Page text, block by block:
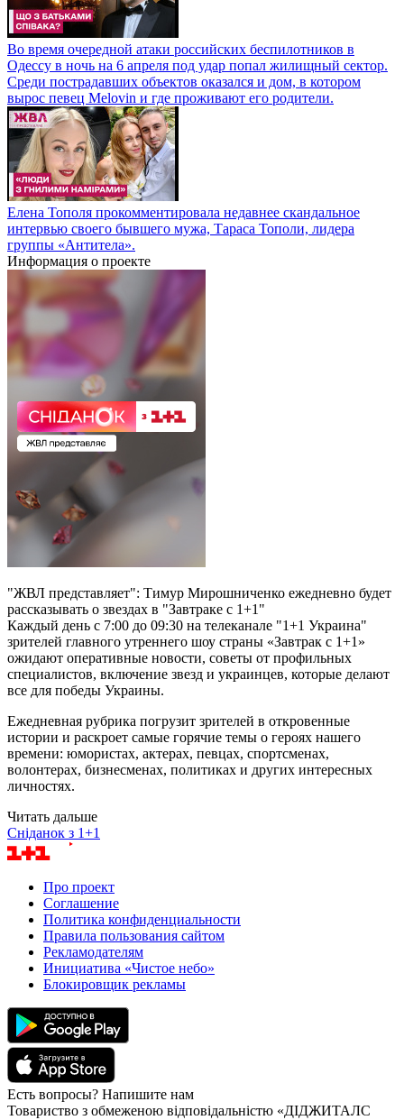
Во время очередной атаки российских беспилотников в
Одессу в ночь на 6 апреля под удар попал жилищный сектор.
Среди пострадавших объектов оказался и дом, в котором
вырос певец Melovin и где проживают его родители.
Елена Тополя прокомментировала недавнее скандальное
интервью своего бывшего мужа, Тараса Тополи, лидера
группы «Антитела».
Информация о проекте
"ЖВЛ представляет": Тимур Мирошниченко ежедневно будет
рассказывать о звездах в "Завтраке с 1+1"
Каждый день с 7:00 до 09:30 на телеканале "1+1 Украина"
зрителей главного утреннего шоу страны «Завтрак с 1+1»
ожидают оперативные новости, советы от профильных
специалистов, включение звезд и украинцев, которые делают
все для победы Украины.
Ежедневная рубрика погрузит зрителей в откровенные
истории и раскроет самые горячие темы о героях нашего
времени: юмористах, актерах, певцах, спортсменах,
волонтерах, бизнесменах, политиках и других интересных
личностях.
Читать дальше
Сніданок з 1+1
Про проект
Соглашение
Политика конфиденциальности
Правила пользования сайтом
Рекламодателям
Инициатива «Чистое небо»
Блокировщик рекламы
Есть вопросы? Напишите нам
Товариство з обмеженою відповідальністю «ДІДЖИТАЛС